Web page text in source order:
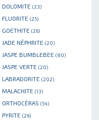
DOLOMITE (23)
FLUORITE (25)
GOETHITE (26)
JADE NÉPHRITE (20)
JASPE BUMBLEBEE (80)
JASPE VERTE (20)
LABRADORITE (202)
MALACHITE (13)
ORTHOCÉRAS (54)
PYRITE (26)